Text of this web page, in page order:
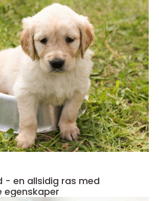
- en allsidig ras med
egenskaper